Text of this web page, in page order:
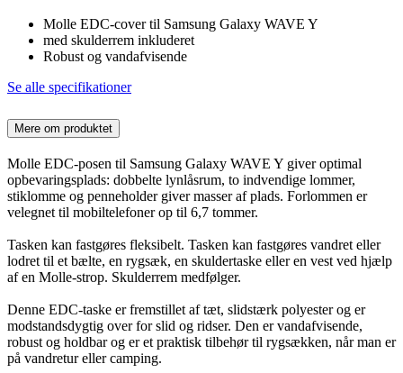
Molle EDC-cover til Samsung Galaxy WAVE Y
med skulderrem inkluderet
Robust og vandafvisende
Se alle specifikationer
Mere om produktet
Molle EDC-posen til Samsung Galaxy WAVE Y giver optimal
opbevaringsplads: dobbelte lynlåsrum, to indvendige lommer,
stiklomme og penneholder giver masser af plads. Forlommen er
velegnet til mobiltelefoner op til 6,7 tommer.
Tasken kan fastgøres fleksibelt. Tasken kan fastgøres vandret eller
lodret til et bælte, en rygsæk, en skuldertaske eller en vest ved hjælp
af en Molle-strop. Skulderrem medfølger.
Denne EDC-taske er fremstillet af tæt, slidstærk polyester og er
modstandsdygtig over for slid og ridser. Den er vandafvisende,
robust og holdbar og er et praktisk tilbehør til rygsækken, når man er
på vandretur eller camping.